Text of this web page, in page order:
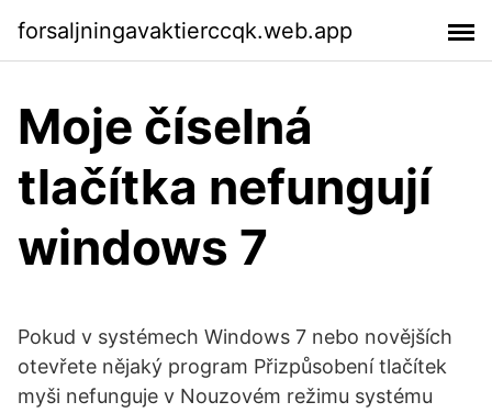
forsaljningavaktierccqk.web.app
Moje číselná
tlačítka nefungují
windows 7
Pokud v systémech Windows 7 nebo novějších
otevřete nějaký program Přizpůsobení tlačítek
myši nefunguje v Nouzovém režimu systému